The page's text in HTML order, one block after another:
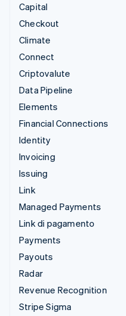
Capital
Checkout
Climate
Connect
Criptovalute
Data Pipeline
Elements
Financial Connections
Identity
Invoicing
Issuing
Link
Managed Payments
Link di pagamento
Payments
Payouts
Radar
Revenue Recognition
Stripe Sigma